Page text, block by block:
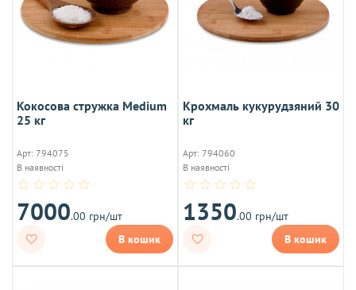
Кокосова стружка Medium
25 кг
Арт: 794075
В наявності
7000.00 грн/шт
В кошик
Крохмаль кукурудзяний 30
кг
Арт: 794060
В наявності
1350.00 грн/шт
В кошик